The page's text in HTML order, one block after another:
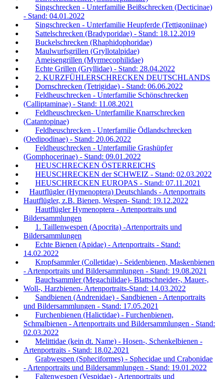
Singschrecken - Unterfamilie Beißschrecken (Decticinae)
- Stand: 04.01.2022
Singschrecken - Unterfamilie Heupferde (Tettigoniinae)
Sattelschrecken (Bradyporidae) - Stand: 18.12.2019
Buckelschrecken (Rhaphidophoridae)
Maulwurfsgrillen (Gryllotalpidae)
Ameisengrillen (Myrmecophilidae)
Echte Grillen (Gryllidae) - Stand: 28.04.2022
2. KURZFÜHLERSCHRECKEN DEUTSCHLANDS
Dornschrecken (Tetrigidae) - Stand: 06.06.2022
Feldheuschrecken - Unterfamilie Schönschrecken
(Calliptaminae) - Stand: 11.08.2021
Feldheuschrecken- Unterfamilie Knarrschrecken
(Catantopinae)
Feldheuschrecken - Unterfamilie Ödlandschrecken
(Oedipodinae) - Stand: 20.06.2022
Feldheuschrecken - Unterfamilie Grashüpfer
(Gomphocerinae) - Stand: 09.01.2022
HEUSCHRECKEN ÖSTERREICHS
HEUSCHRECKEN der SCHWEIZ - Stand: 02.03.2022
HEUSCHRECKEN EUROPAS - Stand: 07.11.2021
Hautflügler (Hymenoptera) Deutschlands - Artenportraits
Hautflügler, z.B. Bienen, Wespen- Stand: 19.12.2022
Hautflügler Hymenoptera - Artenportraits und
Bildersammlungen
1. Taillenwespen (Apocrita) -Artenportraits und
Bildersammlungen
Echte Bienen (Apidae) - Artenportraits - Stand:
14.02.2022
Kropfsammler (Colletidae) - Seidenbienen, Maskenbienen
- Artenportraits und Bildersammlungen - Stand: 19.08.2021
Bauchsammler (Megachilidae)- Blattschneider-, Mauer-,
Woll-, Harzbienen- Artenportraits-Stand: 14.03.2022
Sandbienen (Andrenidae) - Sandbienen - Artenportraits
und Bildersammlungen - Stand: 17.05.2021
Furchenbienen (Halictidae) - Furchenbienen,
Schmalbienen - Artenportraits und Bildersammlungen - Stand:
02.03.2022
Melittidae (kein dt. Name) - Hosen-, Schenkelbienen -
Artenportraits - Stand: 18.02.2021
Grabwespen (Spheciformes) - Sphecidae und Crabonidae
- Artenportraits und Bildersammlungen - Stand: 19.01.2022
Faltenwespen (Vespidae) - Artenportraits und